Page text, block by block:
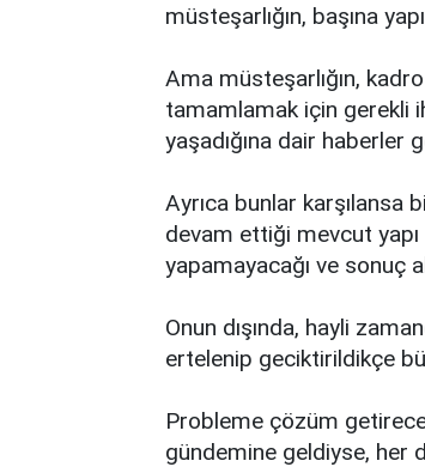
müsteşarlığın, başına
Ama müsteşarlığın,
tamamlamak için gerekli
yaşadığına dair haberler
Ayrıca bunlar karşılansa
devam ettiği mevcut yapı
yapamayacağı ve sonuç
Onun dışında, hayli
ertelenip geciktirildikçe
Probleme çözüm
gündemine geldiyse, her